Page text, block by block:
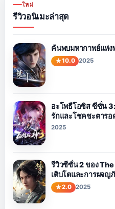
ใหม่
รีวิวอนิเมะล่าสุด
ค้นพบมหากาพย์แห่ง
10.0 2025
อะโพธีโอซิส ซีซั่น
รักและโชคชะตาร
2025
รีวิวซีซั่น 2 ของ
เติบโตและการผจญ
2.0 2025